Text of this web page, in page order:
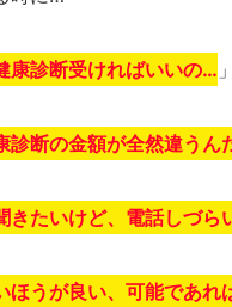
康診断受ければいいの… 」
診断の金額が全然違うん
きたいけど、電話しづら
ほうが良い、可能であ